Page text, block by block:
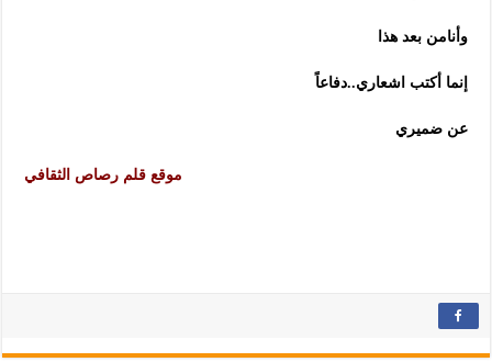
وأنامن بعد هذا
إنما أكتب اشعاري..دفاعاً
عن ضميري
موقع قلم رصاص الثقافي